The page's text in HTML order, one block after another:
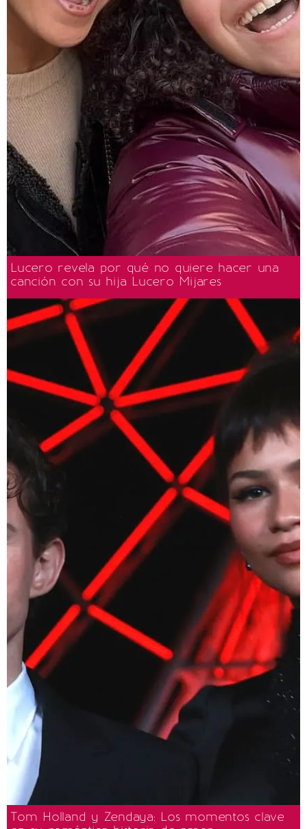
Lucero revela por qué no quiere hacer una
canción con su hija Lucero Mijares
Tom Holland y Zendaya: Los momentos clave